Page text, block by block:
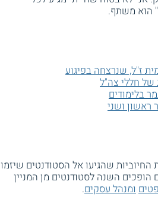
הוא משתף.
ז"ל, שנרצחה בפיגוע
של חללי צה"ל
בלימודים
ראשון ושני
שהגיעו אל הסטודנטים שיזמו
השנה לסטודנטים מן המניין
ומנהל עסקים.